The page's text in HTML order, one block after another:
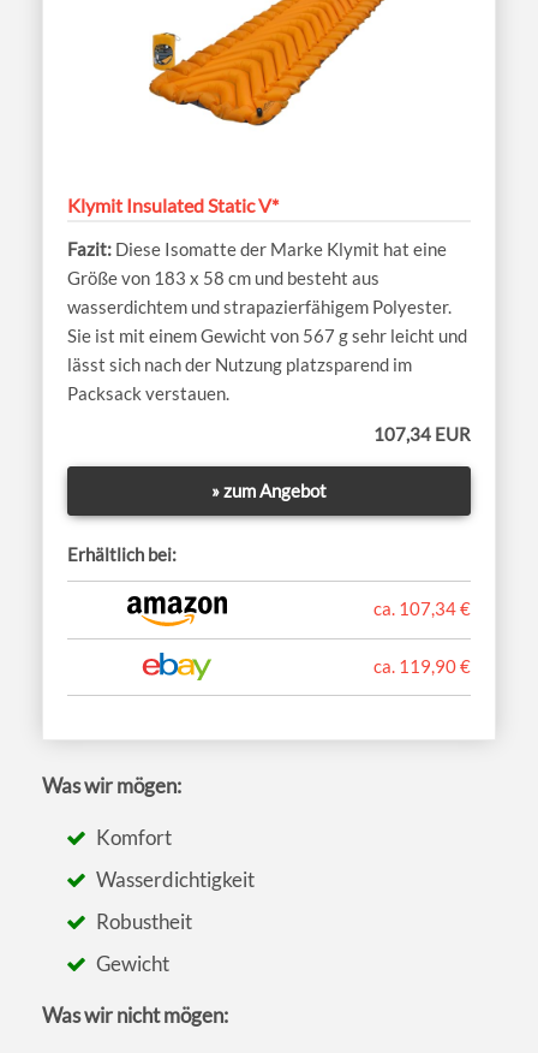
Klymit Insulated Static V*
Diese Isomatte der Marke Klymit hat eine
Größe von 183 x 58 cm und besteht aus
wasserdichtem und strapazierfähigem Polyester.
Sie ist mit einem Gewicht von 567 g sehr leicht und
lässt sich nach der Nutzung platzsparend im
Packsack verstauen.
107,34 EUR
» zum Angebot
Erhältlich bei:
ca. 107,34 €
ca. 119,90 €
Was wir mögen:
Komfort
Wasserdichtigkeit
Robustheit
Gewicht
Was wir nicht mögen: